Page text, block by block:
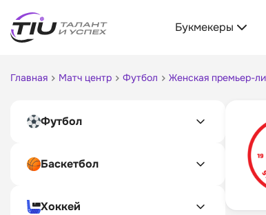
Букмекеры
Главная Матч центр Футбол Женская премьер-
Футбол
Баскетбол
Хоккей